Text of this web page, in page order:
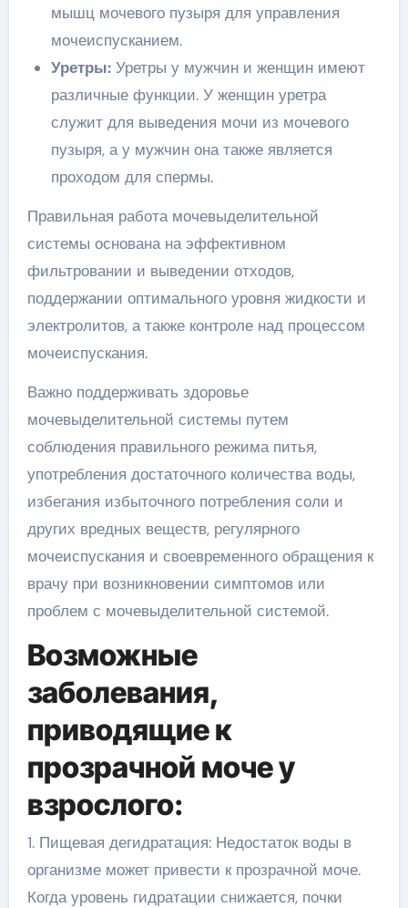
мышц мочевого пузыря для управления
мочеиспусканием.
Уретры:Уретры у мужчин и женщин имеют
различные функции. У женщин уретра
служит для выведения мочи из мочевого
пузыря, а у мужчин она также является
проходом для спермы.
Правильная работа мочевыделительной
системы основана на эффективном
фильтровании и выведении отходов,
поддержании оптимального уровня жидкости и
электролитов, а также контроле над процессом
мочеиспускания.
Важно поддерживать здоровье
мочевыделительной системы путем
соблюдения правильного режима питья,
употребления достаточного количества воды,
избегания избыточного потребления соли и
других вредных веществ, регулярного
мочеиспускания и своевременного обращения к
врачу при возникновении симптомов или
проблем с мочевыделительной системой.
Возможные
заболевания,
приводящие к
прозрачной моче у
взрослого:
1. Пищевая дегидратация: Недостаток воды в
организме может привести к прозрачной моче.
Когда уровень гидратации снижается, почки